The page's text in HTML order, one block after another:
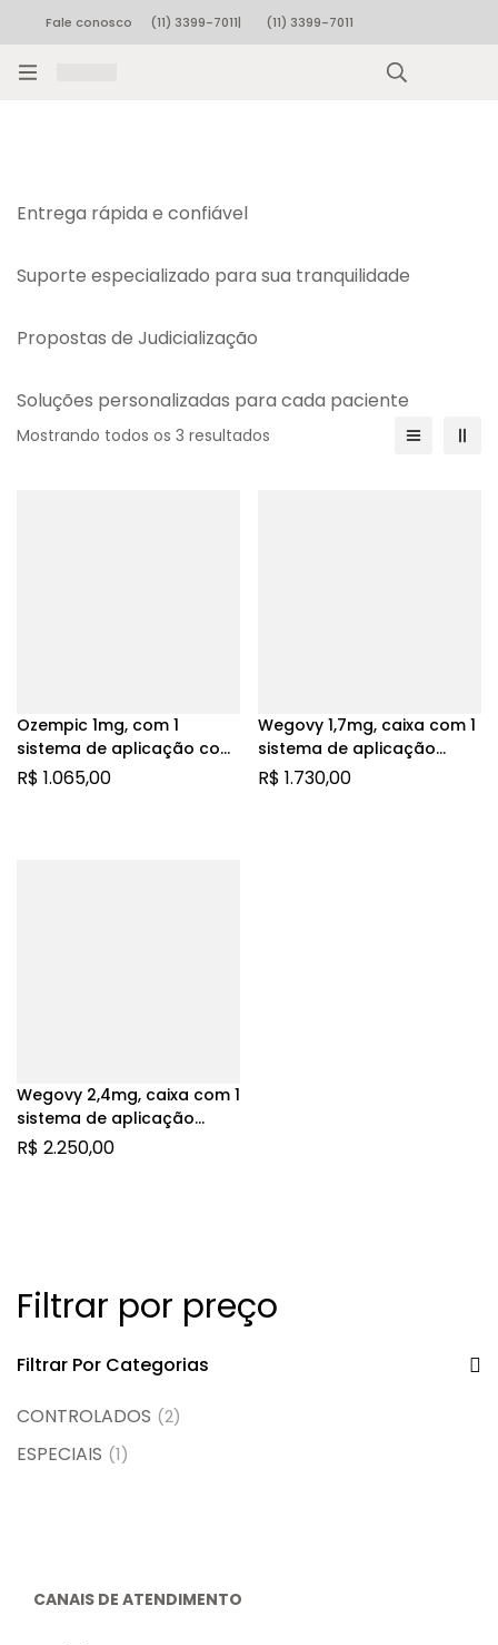
Fale conosco (11) 3399-7011|
(11) 3399-7011
Entrega rápida e confiável
Suporte especializado para sua tranquilidade
Propostas de Judicialização
Soluções personalizadas para cada paciente
Filtrar por preço
Filtrar Por Categorias
CONTROLADOS (2)
ESPECIAIS (1)
Mostrando todos os 3 resultados
Ozempic 1mg, com 1
sistema de aplicação com
3mL de solução de uso
R$ 1.065,00
Wegovy 1,7mg, caixa com 1
sistema de aplicação
preenchido com 3mL de
R$ 1.730,00
Wegovy 2,4mg, caixa com 1
sistema de aplicação
preenchido com 3mL de
R$ 2.250,00
CANAIS DE ATENDIMENTO